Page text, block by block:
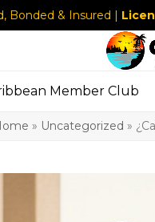
Bonded & Insured |
Member Club
» Uncategorized »